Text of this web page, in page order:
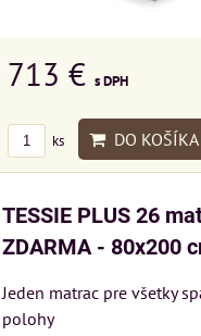
713 € s DPH
ks DO KOŠÍKA
TESSIE PLUS 26
ZDARMA - 80x200
Jeden matrac pre všetky
polohy